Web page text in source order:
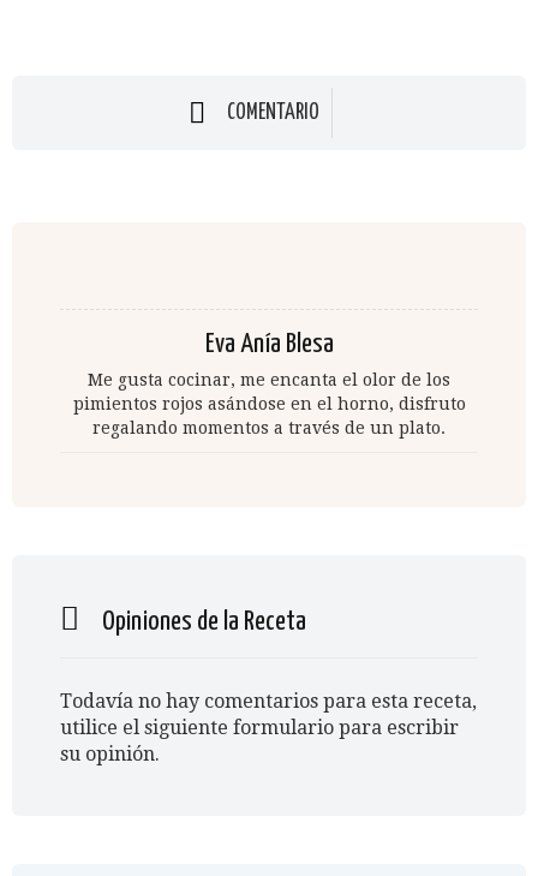
COMENTARIO
Eva Anía Blesa
Me gusta cocinar, me encanta el olor de los
pimientos rojos asándose en el horno, disfruto
regalando momentos a través de un plato.
Opiniones de la Receta
Todavía no hay comentarios para esta receta,
utilice el siguiente formulario para escribir
su opinión.